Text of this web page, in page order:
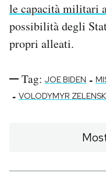
le capacità militari
possibilità degli
propri alleati.
Tag: JOE BIDEN -
- VOLODYMYR